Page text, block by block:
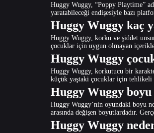
Huggy Wuggy, “Poppy Playtime”
yaratabileceği endişesiyle bazı
Huggy Wuggy kaç
Huggy Wuggy, korku ve şiddet
çocuklar için uygun olmayan
Huggy Wuggy
Huggy Wuggy, korkutucu bir
küçük yaştaki çocuklar için
Huggy Wuggy boyu
Huggy Wuggy’nin oyundaki boyu
arasında değişen boyutlardadır.
Huggy Wuggy